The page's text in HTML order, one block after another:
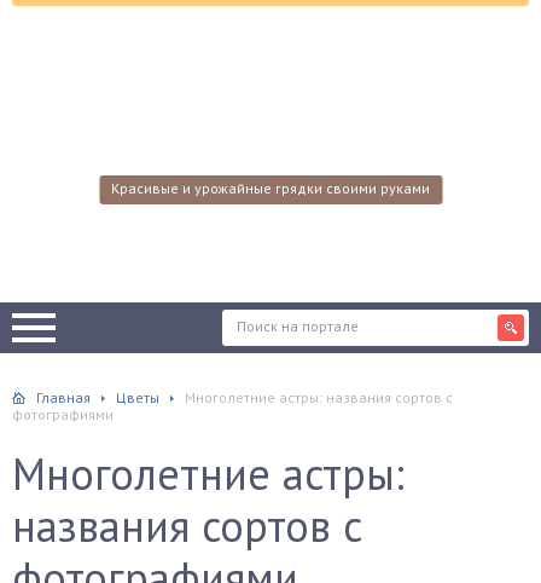
Красивые и урожайные грядки своими руками
Главная Цветы
Многолетние астры: названия сортов с
фотографиями
Многолетние астры:
названия сортов с